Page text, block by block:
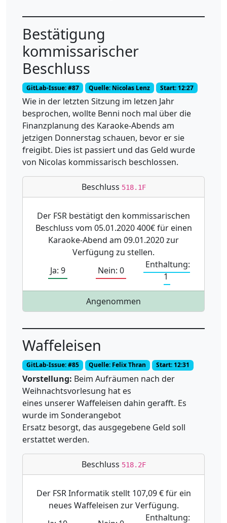
Bestätigung
kommissarischer
Beschluss
GitLab-Issue: #87 Quelle: Nicolas Lenz Start: 12:27
Wie in der letzten Sitzung im letzen Jahr
besprochen, wollte Benni noch mal über die
Finanzplanung des Karaoke-Abends am
jetzigen Donnerstag schauen, bevor er sie
freigibt. Dies ist passiert und das Geld wurde
von Nicolas kommissarisch beschlossen.
Beschluss 518.1F
Der FSR bestätigt den kommissarischen
Beschluss vom 05.01.2020 400€ für einen
Karaoke-Abend am 09.01.2020 zur
Verfügung zu stellen.
Ja: 9
Nein: 0
Enthaltung:
1
Angenommen
Waffeleisen
GitLab-Issue: #85 Quelle: Felix Thran Start: 12:31
Vorstellung: Beim Aufräumen nach der
Weihnachtsvorlesung hat es
eines unserer Waffeleisen dahin gerafft. Es
wurde im Sonderangebot
Ersatz besorgt, das ausgegebene Geld soll
erstattet werden.
Beschluss 518.2F
Der FSR Informatik stellt 107,09 € für ein
neues Waffeleisen zur Verfügung.
Enthaltung: